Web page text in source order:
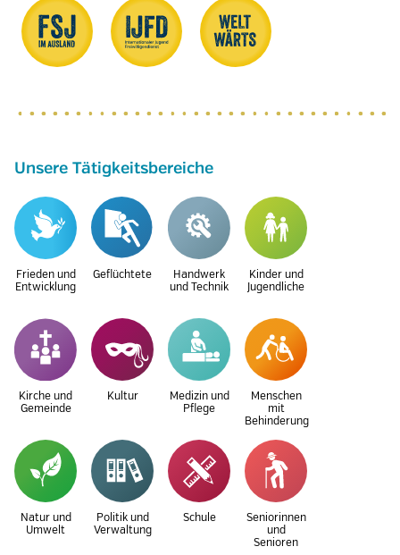
Unsere Tätigkeitsbereiche
Frieden und
Entwicklung
Geflüchtete
Handwerk
und Technik
Kinder und
Jugendliche
Kirche und
Gemeinde
Kultur
Medizin und
Pflege
Menschen
mit
Behinderung
Natur und
Umwelt
Politik und
Verwaltung
Schule
Seniorinnen
und
Senioren